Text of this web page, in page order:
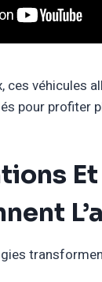
ces véhicules
pour profiter